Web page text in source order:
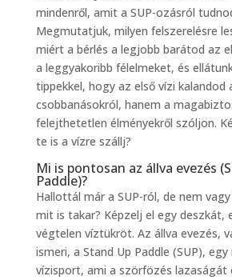
mindenről, amit a SUP-ozásról
Megmutatjuk, milyen felszerelésre
miért a bérlés a legjobb barátod az
a leggyakoribb félelmeket, és
tippekkel, hogy az első vízi kalandod
csobbanásokról, hanem a
felejthetetlen élményekről szóljon.
te is a vízre szállj?
Mi is pontosan az állva evezés
Paddle)?
Hallottál már a SUP-ról, de nem
mit is takar? Képzelj el egy deszkát,
végtelen víztükröt. Az állva evezés,
ismeri, a Stand Up Paddle (SUP),
vízisport, ami a szörfözés lazaságát